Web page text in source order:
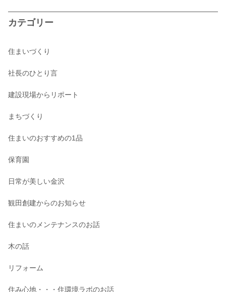
カテゴリー
住まいづくり
社長のひとり言
建設現場からリポート
まちづくり
住まいのおすすめの1品
保育園
日常が美しい金沢
観田創建からのお知らせ
住まいのメンテナンスのお話
木の話
リフォーム
住み心地・・・住環境ラボのお話